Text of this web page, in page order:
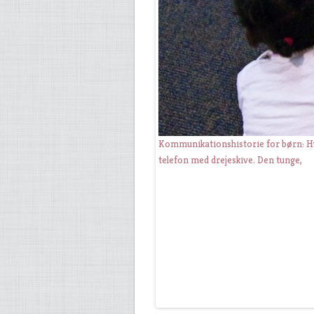
Kommunikationshistorie for børn:
telefon med drejeskive. Den tunge,
Telefonvagten: En glemt